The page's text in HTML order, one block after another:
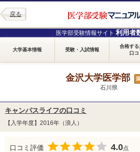
戻る
医学部受験情報サイト 利用者
大学基本情報 受験・入試情報
合格する
口コ
金沢大学医学部
石川県
キャンパスライフの口コミ
【入学年度】2016年（浪人）
口コミ評価 4.0点